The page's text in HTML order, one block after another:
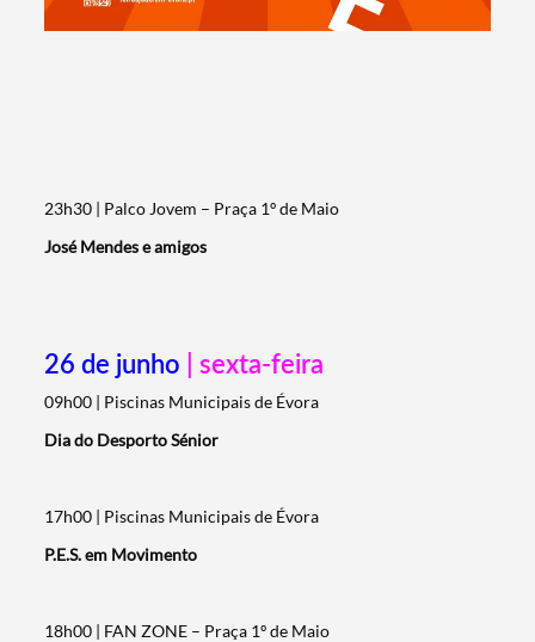
23h30 | Palco Jovem – Praça 1º de Maio
José Mendes e amigos
26 de junho | sexta-feira
09h00 | Piscinas Municipais de Évora
Dia do Desporto Sénior
17h00 | Piscinas Municipais de Évora
P.E.S. em Movimento
18h00 | FAN ZONE – Praça 1º de Maio